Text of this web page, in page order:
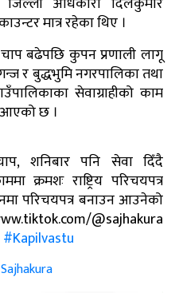
मात्र रहेका थिए ।
चाप बढेपछि कुपन प्रणाली लागू
र बुद्धभुमि नगरपालिका तथा
सेवाग्राहीको काम
आएको छ ।
चाप, शनिबार पनि सेवा दिँदै
क्रमशः राष्ट्रिय परिचयपत्र
परिचयपत्र बनाउन आउनेको
@sajhakura
#Kapilvastu